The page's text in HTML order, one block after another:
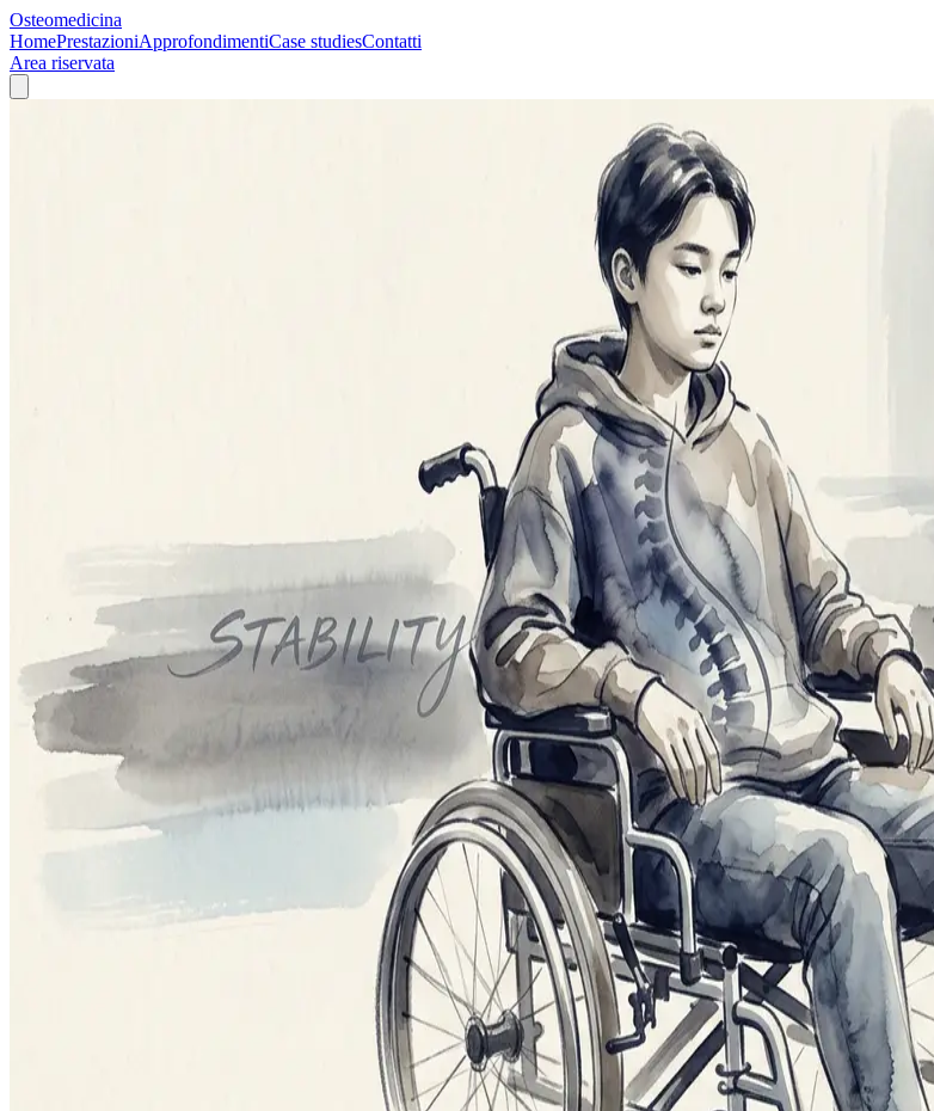
Osteomedicina
HomePrestazioniApprofondimentiCase studiesContatti
Area riservata